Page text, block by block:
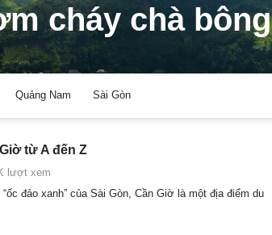
cháy chà bông
Quảng Nam Sài Gòn
từ A đến Z
lượt xem
đảo xanh” của Sài Gòn, Cần Giờ là một địa điểm du